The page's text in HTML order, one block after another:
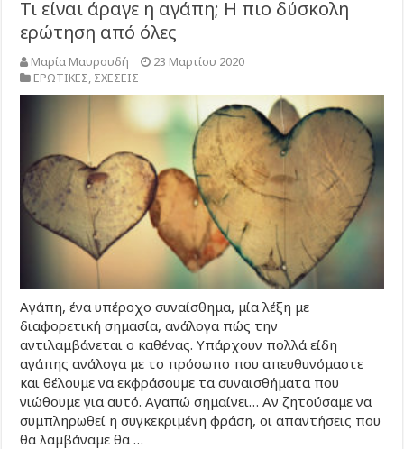
Τι είναι άραγε η αγάπη; Η πιο δύσκολη
ερώτηση από όλες
Μαρία Μαυρουδή
23 Μαρτίου 2020
ΕΡΩΤΙΚΕΣ, ΣΧΕΣΕΙΣ
Αγάπη, ένα υπέροχο συναίσθημα, μία λέξη με
διαφορετική σημασία, ανάλογα πώς την
αντιλαμβάνεται ο καθένας. Υπάρχουν πολλά είδη
αγάπης ανάλογα με το πρόσωπο που απευθυνόμαστε
και θέλουμε να εκφράσουμε τα συναισθήματα που
νιώθουμε για αυτό. Αγαπώ σημαίνει… Αν ζητούσαμε να
συμπληρωθεί η συγκεκριμένη φράση, οι απαντήσεις που
θα λαμβάναμε θα …